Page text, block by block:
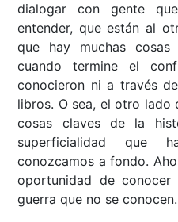
dialogar con gente
entender, que están al
que hay muchas cosas
cuando termine el
conocieron ni a través
libros. O sea, el otro lado
cosas claves de la
superficialidad que
conozcamos a fondo.
oportunidad de
guerra que no se conocen.